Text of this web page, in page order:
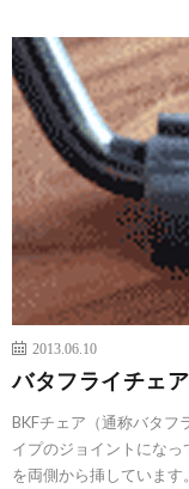
2013.06.10
バタフライチェ
BKFチェア（通称バタフ
イプのジョイントにな
を両側から挿していま